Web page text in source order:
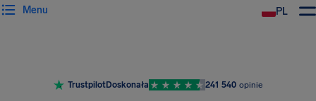
PL
Menu
TrustpilotDoskonała 241 540 opinie